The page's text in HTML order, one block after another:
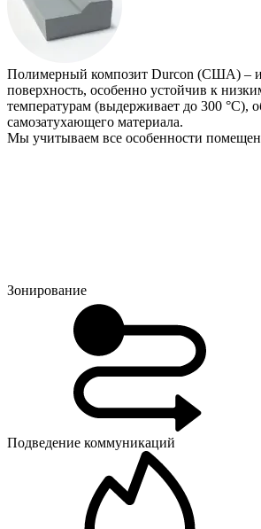
Полимерный композит Durcon (США) –
поверхность, особенно устойчив к
температурам (выдерживает до 300 °С),
самозатухающего материала.
Мы учитываем все особенности
Зонирование
Подведение коммуникаций